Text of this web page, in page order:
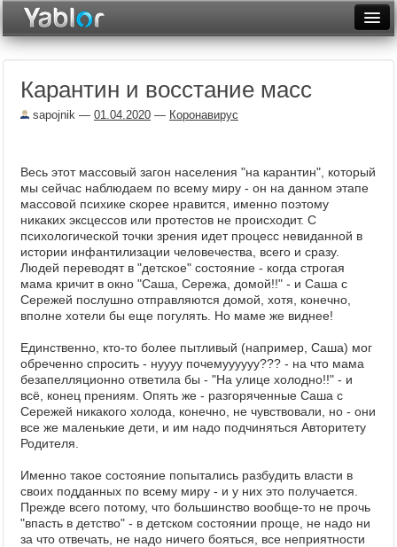
Неделя
Месяц
Архив
Видеотоп
Карантин и восстание масс
sapojnik — 01.04.2020 — Коронавирус
Весь этот массовый загон населения "на карантин", который
мы сейчас наблюдаем по всему миру - он на данном этапе
массовой психике скорее нравится, именно поэтому
никаких эксцессов или протестов не происходит. С
психологической точки зрения идет процесс невиданной в
истории инфантилизации человечества, всего и сразу.
Людей переводят в "детское" состояние - когда строгая
мама кричит в окно "Саша, Сережа, домой!!" - и Саша с
Сережей послушно отправляются домой, хотя, конечно,
вполне хотели бы еще погулять. Но маме же виднее!
Единственно, кто-то более пытливый (например, Саша) мог
обреченно спросить - нуууу почемуууууу??? - на что мама
безапелляционно ответила бы - "На улице холодно!!" - и
всё, конец прениям. Опять же - разгоряченные Саша с
Сережей никакого холода, конечно, не чувствовали, но - они
все же маленькие дети, и им надо подчиняться Авторитету
Родителя.
Именно такое состояние попытались разбудить власти в
своих подданных по всему миру - и у них это получается.
Прежде всего потому, что большинство вообще-то не прочь
"впасть в детство" - в детском состоянии проще, не надо ни
за что отвечать, не надо ничего бояться, все неприятности